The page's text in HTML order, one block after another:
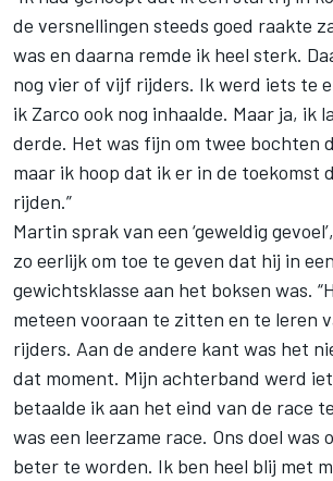
de versnellingen steeds goed raakte
was en daarna remde ik heel sterk.
nog vier of vijf rijders. Ik werd iets te
ik Zarco ook nog inhaalde. Maar ja, ik
derde. Het was fijn om twee bochten
maar ik hoop dat ik er in de toekomst
rijden.”
Martin sprak van een ‘geweldig
zo eerlijk om toe te geven dat hij in
gewichtsklasse aan het boksen was.
meteen vooraan te zitten en te leren
rijders. Aan de andere kant was het
dat moment. Mijn achterband werd
betaalde ik aan het eind van de race
was een leerzame race. Ons doel was
beter te worden. Ik ben heel blij met